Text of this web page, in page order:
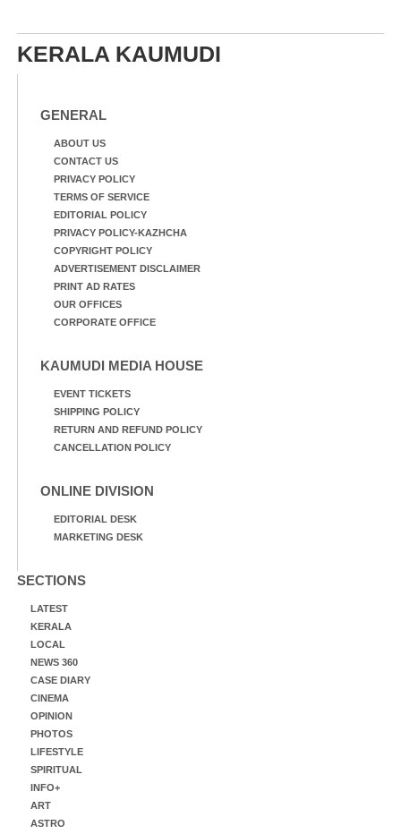
KERALA KAUMUDI
GENERAL
ABOUT US
CONTACT US
PRIVACY POLICY
TERMS OF SERVICE
EDITORIAL POLICY
PRIVACY POLICY-KAZHCHA
COPYRIGHT POLICY
ADVERTISEMENT DISCLAIMER
PRINT AD RATES
OUR OFFICES
CORPORATE OFFICE
KAUMUDI MEDIA HOUSE
EVENT TICKETS
SHIPPING POLICY
RETURN AND REFUND POLICY
CANCELLATION POLICY
ONLINE DIVISION
EDITORIAL DESK
MARKETING DESK
SECTIONS
LATEST
KERALA
LOCAL
NEWS 360
CASE DIARY
CINEMA
OPINION
PHOTOS
LIFESTYLE
SPIRITUAL
INFO+
ART
ASTRO